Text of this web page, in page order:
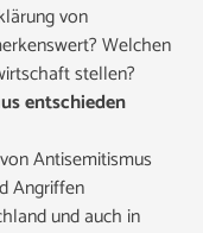
von
Welchen
stellen?
entschieden
Antisemitismus
Angriffen
und auch in